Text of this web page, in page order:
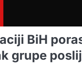
BiH
grupe